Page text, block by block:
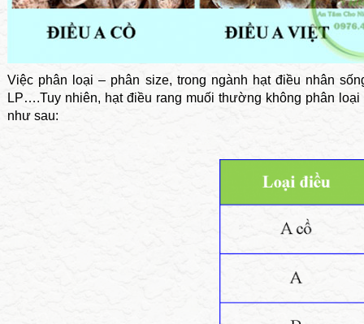
Việc phân loại – phân size, trong ngành hạt điều nhân
LP….Tuy nhiên, hạt điều rang muối thường không phân
như sau: